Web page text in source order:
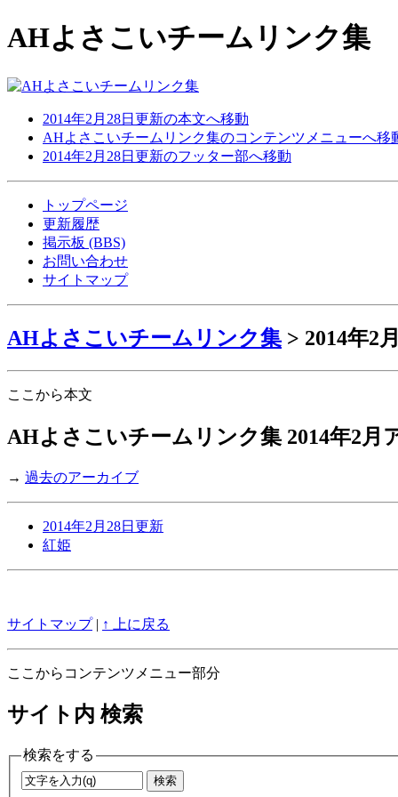
AHよさこいチームリンク集
2014年2月28日更新の本文へ移動
AHよさこいチームリンク集のコンテンツメニューへ移
2014年2月28日更新のフッター部へ移動
トップページ
更新履歴
掲示板 (BBS)
お問い合わせ
サイトマップ
AHよさこいチームリンク集 > 2014年2
ここから本文
AHよさこいチームリンク集 2014年2月
→ 過去のアーカイブ
2014年2月28日更新
紅姫
サイトマップ| ↑ 上に戻る
ここからコンテンツメニュー部分
サイト内 検索
検索をする